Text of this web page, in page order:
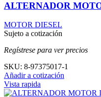
ALTERNADOR
MOTOR DIESEL
Sujeto a cotización
Regístrese para ver precios
SKU: 8-97375017-1
Añadir a cotización
Vista rapida